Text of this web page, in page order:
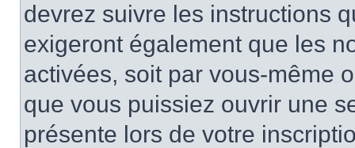
devrez suivre les instructions
exigeront également que les
activées, soit par vous-même
que vous puissiez ouvrir une
présente lors de votre